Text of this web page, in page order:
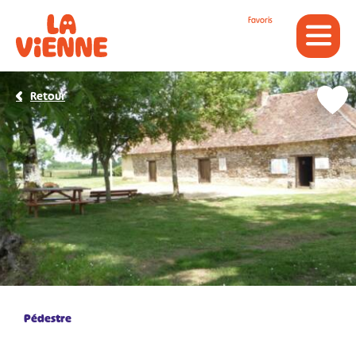
Favoris
Pédestre
Retour